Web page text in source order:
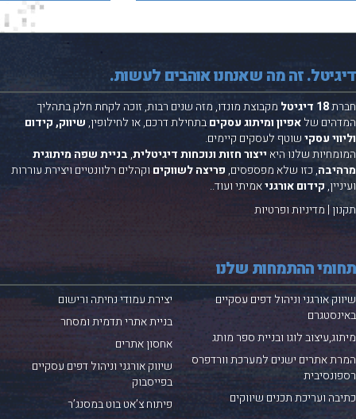
זה מה שאנחנו אוהבים לעשות.
18 דיגיטל מקבוצתמונדו, מזה שנים רבות, זוכה לקחת חלק בתהליך
שלאפיון ומיתוג עסקיםבתחילת דרכם, או לחילופין,שיווק, קידום
עסקישוטף לעסקים קיימים.
שלנו היאייצור חזות ונוכחות דיגיטלית,בניית שפה מיתוגית
, כזו שלא מפספסים,פריצה לשווקיםוקהלים רלוונטיים ויצירת עוררות
קידום אורגניאמיתי ועוד..
|מדיניות ופרטיות
ההתמחות שלנו
אורגני וניהול דפים עסקיים
לוגו ובניית ספר מותג
אתרים ישנים למערכתוורדפרס
ועריכת תכנים שיווקים
יצירת עמודי נחיתה ורישום
בניית אתרי תדמית ומסחר
אחסון אתרים
שיווק אורגני וניהול דפים עסקיים
בפייסבוק
פיתוח צ’אט בוט במסנג’ר